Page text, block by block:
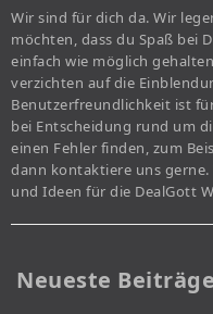
Wir sind für dich da. Wir
möchten, dass du Spaß bei
einfach wie möglich
verzichten auf die
Benutzerfreundlichkeit ist
bei Entscheidung rund um
einen Fehler finden, zum
dann kontaktiere uns
und Ideen für die DealGott
Neueste Beiträge